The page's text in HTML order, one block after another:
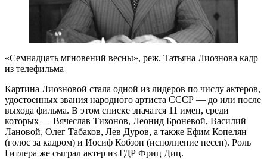
«Семнадцать мгновений весны», реж. Татьяна Лиознова кадр
из телефильма
Картина Лиозновой стала одной из лидеров по числу актеров,
удостоенных звания народного артиста СССР — до или после
выхода фильма. В этом списке значатся 11 имен, среди
которых — Вячеслав Тихонов, Леонид Броневой, Василий
Лановой, Олег Табаков, Лев Дуров, а также Ефим Копелян
(голос за кадром) и Иосиф Кобзон (исполнение песен). Роль
Гитлера же сыграл актер из ГДР Фриц Диц.